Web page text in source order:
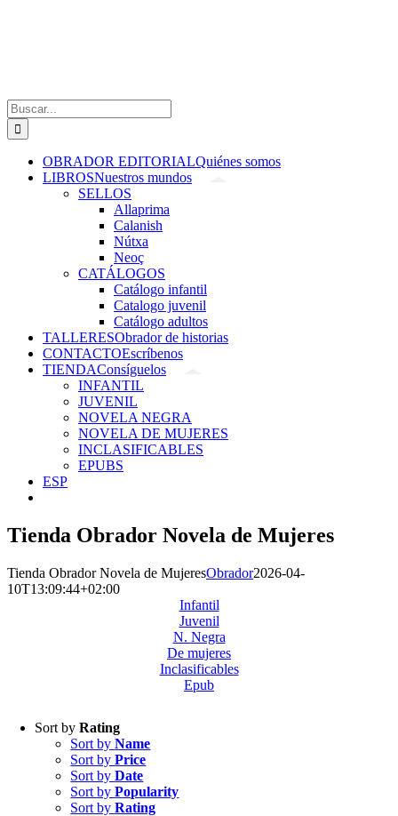
Buscar:
OBRADOR EDITORIALQuiénes somos
LIBROSNuestros mundos
SELLOS
Allaprima
Calanish
Nútxa
Neoç
CATÁLOGOS
Catálogo infantil
Catalogo juvenil
Catálogo adultos
TALLERESObrador de historias
CONTACTOEscríbenos
TIENDAConsíguelos
INFANTIL
JUVENIL
NOVELA NEGRA
NOVELA DE MUJERES
INCLASIFICABLES
EPUBS
ESP
Tienda Obrador Novela de Mujeres
Tienda Obrador Novela de MujeresObrador2026-04-
10T13:09:44+02:00
Infantil
Juvenil
N. Negra
De mujeres
Inclasificables
Epub
Sort byRating
Sort byName
Sort byPrice
Sort byDate
Sort byPopularity
Sort byRating